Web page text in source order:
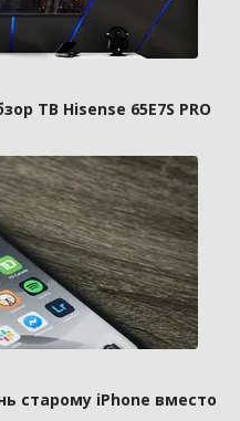
ТВ Hisense 65E7S PRO
старому iPhone вместо